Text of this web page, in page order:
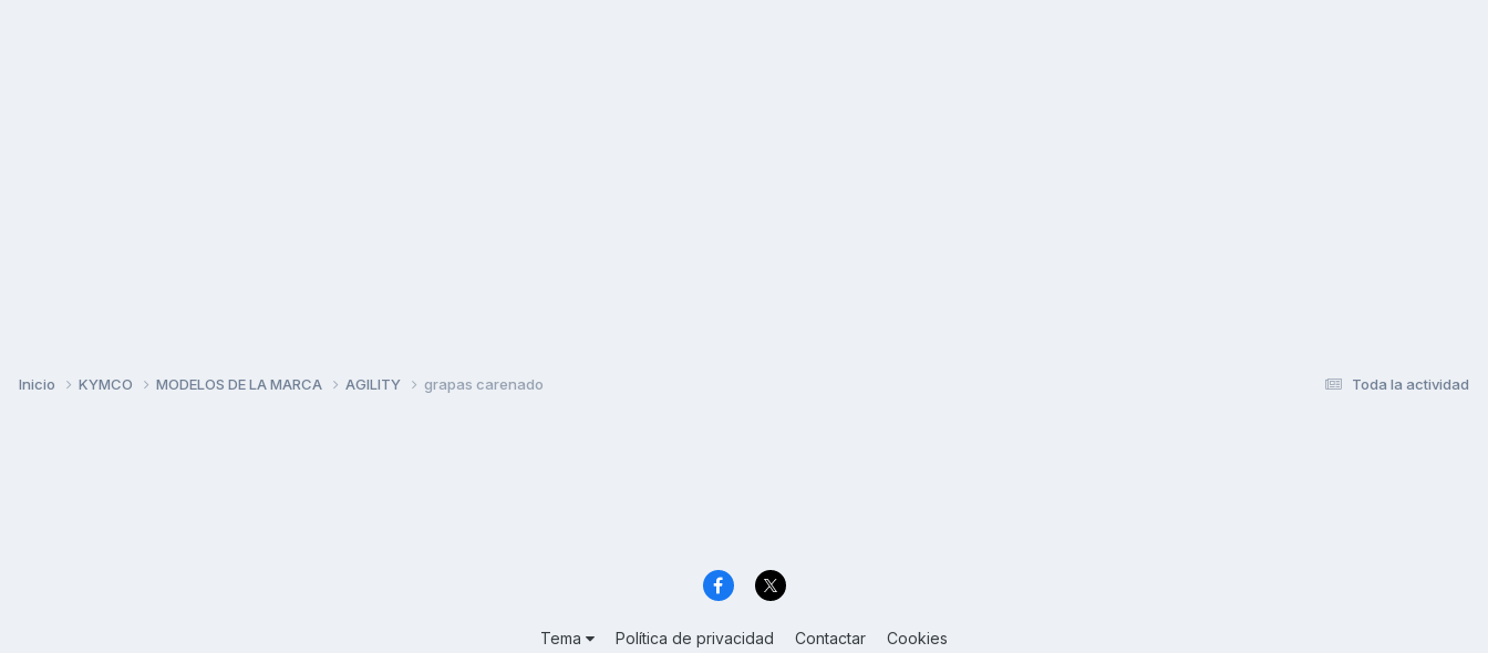
Toda la actividad
Inicio KYMCO MODELOS DE LA MARCA AGILITY grapas carenado
Tema Política de privacidad Contactar Cookies